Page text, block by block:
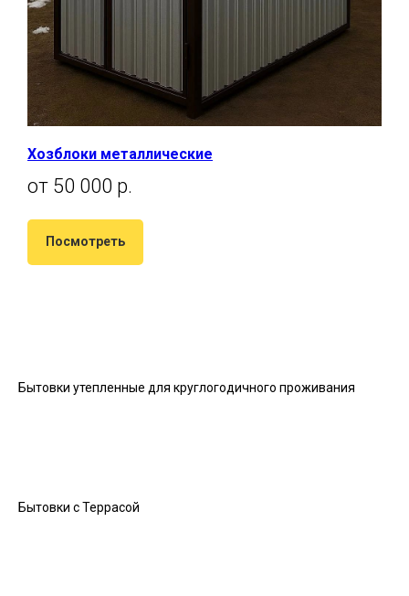
Хозблоки металлические
от 50 000 р.
Посмотреть
Бытовки утепленные для круглогодичного проживания
Бытовки с Террасой